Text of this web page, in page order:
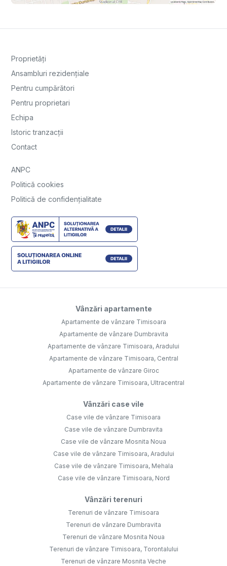
Proprietăți
Ansambluri rezidențiale
Pentru cumpărători
Pentru proprietari
Echipa
Istoric tranzacții
Contact
ANPC
Politică cookies
Politică de confidențialitate
Vânzări apartamente
Apartamente de vânzare Timisoara
Apartamente de vânzare Dumbravita
Apartamente de vânzare Timisoara, Aradului
Apartamente de vânzare Timisoara, Central
Apartamente de vânzare Giroc
Apartamente de vânzare Timisoara, Ultracentral
Vânzări case vile
Case vile de vânzare Timisoara
Case vile de vânzare Dumbravita
Case vile de vânzare Mosnita Noua
Case vile de vânzare Timisoara, Aradului
Case vile de vânzare Timisoara, Mehala
Case vile de vânzare Timisoara, Nord
Vânzări terenuri
Terenuri de vânzare Timisoara
Terenuri de vânzare Dumbravita
Terenuri de vânzare Mosnita Noua
Terenuri de vânzare Timisoara, Torontalului
Terenuri de vânzare Mosnita Veche